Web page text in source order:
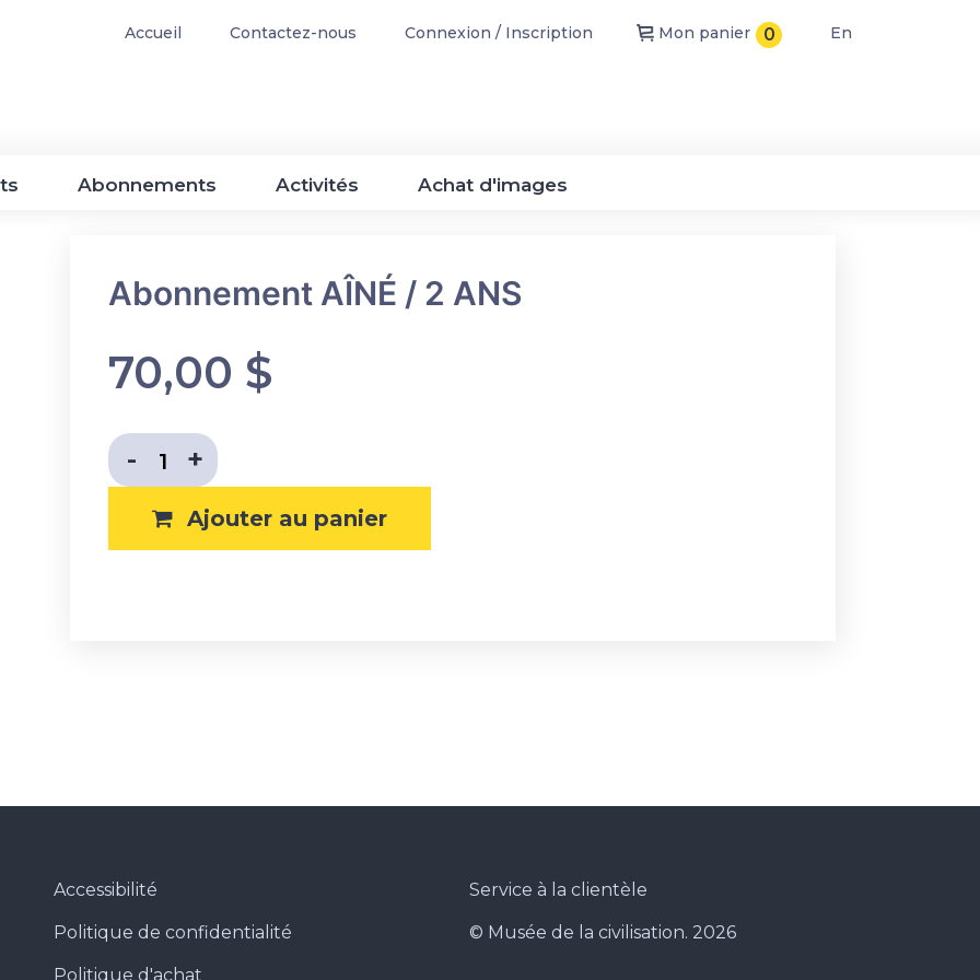
Accueil Contactez-nous Connexion / Inscription Mon panier 0 En
Abonnements Activités Achat d'images
Abonnement AÎNÉ / 2 ANS
70,00 $
-Diminuer la quantité
+Augmenter la quantité
Ajouter au panier
Accessibilité
Politique de confidentialité
Politique d'achat
Service à la clientèle
© Musée de la civilisation. 2026